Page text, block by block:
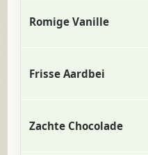
Romige Vanille
Frisse Aardbei
Zachte Chocolade